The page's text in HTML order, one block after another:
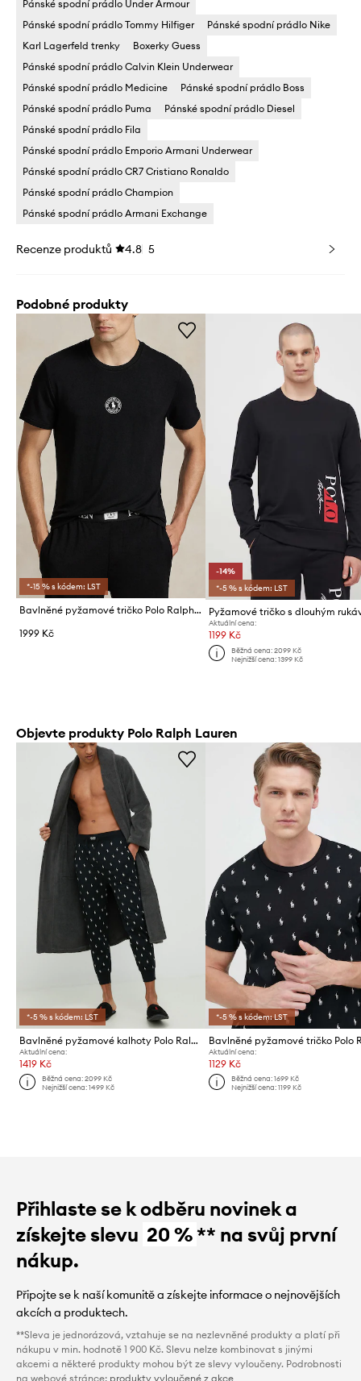
Pánské spodní prádlo Under Armour
Pánské spodní prádlo Tommy Hilfiger
Pánské spodní prádlo Nike
Karl Lagerfeld trenky
Boxerky Guess
Pánské spodní prádlo Calvin Klein Underwear
Pánské spodní prádlo Medicine
Pánské spodní prádlo Boss
Pánské spodní prádlo Puma
Pánské spodní prádlo Diesel
Pánské spodní prádlo Fila
Pánské spodní prádlo Emporio Armani Underwear
Pánské spodní prádlo CR7 Cristiano Ronaldo
Pánské spodní prádlo Champion
Pánské spodní prádlo Armani Exchange
Recenze produktů 4.8 5
Podobné produkty
*-15 % s kódem: LST
Bavlněné pyžamové tričko Polo Ralph Lauren
1999 Kč
-14%
*-5 % s kódem: LST
Aktuální cena:
1199 Kč
Běžná cena: 2099 Kč
Nejnižší cena: 1399 Kč
Objevte produkty Polo Ralph Lauren
*-5 % s kódem: LST
Bavlněné pyžamové kalhoty Polo Ralph Lauren
Aktuální cena:
1419 Kč
Běžná cena:2099 Kč
Nejnižší cena:1499 Kč
*-5 % s kódem: LST
Aktuální cena:
1129 Kč
Běžná cena: 1699 Kč
Nejnižší cena: 1199 Kč
Přihlaste se k odběru novinek a
získejte slevu 20 %** na svůj první
nákup.
Připojte se k naší komunitě a získejte informace o nejnovějších
akcích a produktech.
**Sleva je jednorázová, vztahuje se na nezlevněné produkty a platí při
nákupu v min. hodnotě 1 900 Kč. Slevu nelze kombinovat s jinými
akcemi a některé produkty mohou být ze slevy vyloučeny. Podrobnosti
na webové stránce: produkty vyloučené z akce